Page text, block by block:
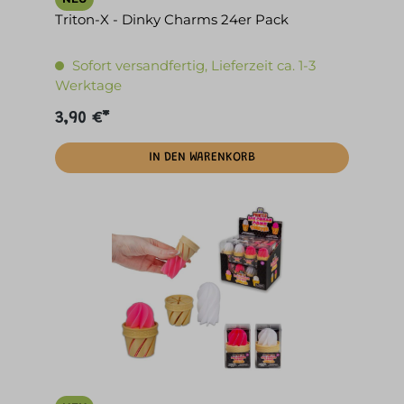
Triton-X - Dinky Charms 24er Pack
Sofort versandfertig, Lieferzeit ca. 1-3
Werktage
3,90 €*
IN DEN WARENKORB